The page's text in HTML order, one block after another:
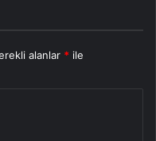
alanlar * ile